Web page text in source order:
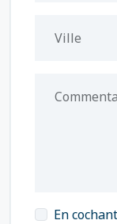
Ville
En